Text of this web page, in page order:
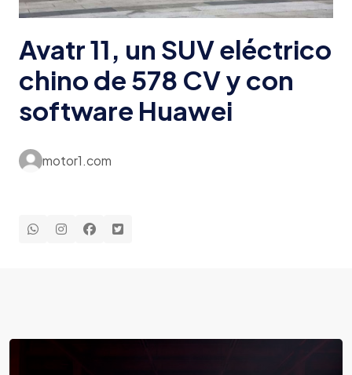
Avatr 11, un SUV eléctrico
chino de 578 CV y con
software Huawei
motor1.com